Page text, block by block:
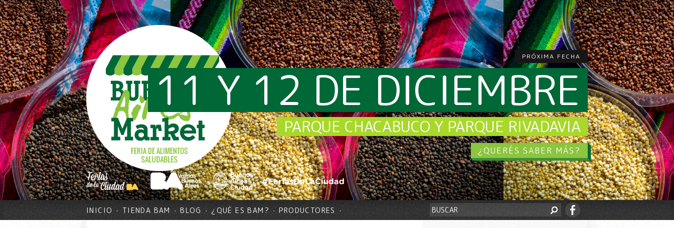
PRÓXIMA FECHA
11 Y 12 DE DICIEMBRE
PARQUE CHACABUCO Y PARQUE RIVADAVIA
¿QUERÉS SABER MÁS?
INICIO TIENDA BAM BLOG ¿QUÉ ES BAM? PRODUCTORES